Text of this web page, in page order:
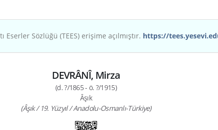
Eserler Sözlüğü (TEES) erişime açılmıştır. https://
DEVRÂNÎ, Mirza
(d. ?/1865 - ö. ?/1915)
Âşık
(Âşık / 19. Yüzyıl / Anadolu-Osmanlı-Türkiye)